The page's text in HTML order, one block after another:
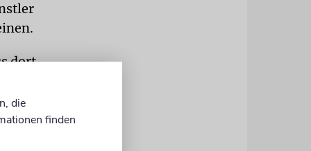
dort
allen
Das
wurde
die
finden